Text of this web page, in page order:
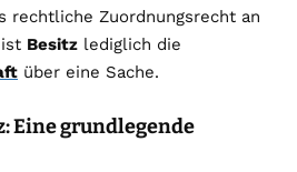
rechtliche Zuordnungsrecht an
Besitz lediglich die
über eine Sache.
Eine grundlegende